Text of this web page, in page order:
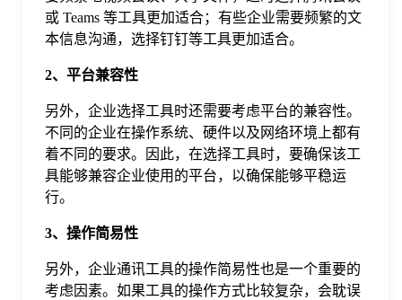
或 Teams 等工具更加适合；有些企业需要频繁的文
本信息沟通，选择钉钉等工具更加适合。
2、平台兼容性
另外，企业选择工具时还需要考虑平台的兼容性。
不同的企业在操作系统、硬件以及网络环境上都有
着不同的要求。因此，在选择工具时，要确保该工
具能够兼容企业使用的平台，以确保能够平稳运
行。
3、操作简易性
另外，企业通讯工具的操作简易性也是一个重要的
考虑因素。如果工具的操作方式比较复杂，会耽误